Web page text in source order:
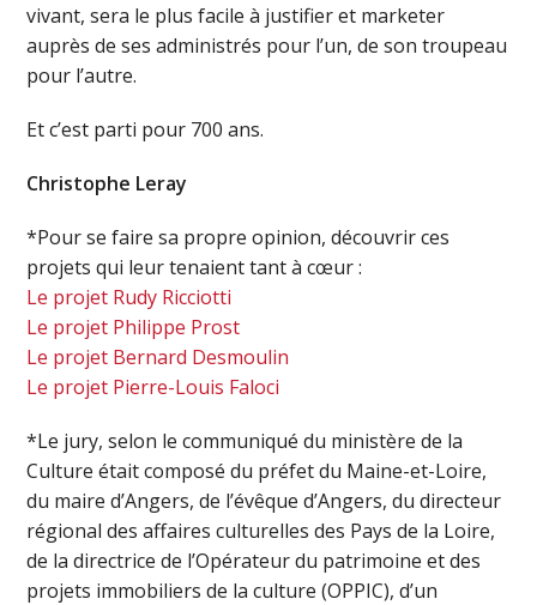
vivant, sera le plus facile à justifier et marketer
auprès de ses administrés pour l’un, de son troupeau
pour l’autre.
Et c’est parti pour 700 ans.
Christophe Leray
*Pour se faire sa propre opinion, découvrir ces
projets qui leur tenaient tant à cœur :
Le projet Rudy Ricciotti
Le projet Philippe Prost
Le projet Bernard Desmoulin
Le projet Pierre-Louis Faloci
*Le jury, selon le communiqué du ministère de la
Culture était composé du préfet du Maine-et-Loire,
du maire d’Angers, de l’évêque d’Angers, du directeur
régional des affaires culturelles des Pays de la Loire,
de la directrice de l’Opérateur du patrimoine et des
projets immobiliers de la culture (OPPIC), d’un